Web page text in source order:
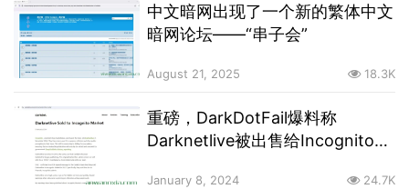
中文暗网出现了一个新的繁体中文
暗网论坛——“串子会”
August 21, 2025 18.3K
重磅，DarkDotFail爆料称
Darknetlive被出售给Incognito暗
January 8, 2024 24.7K